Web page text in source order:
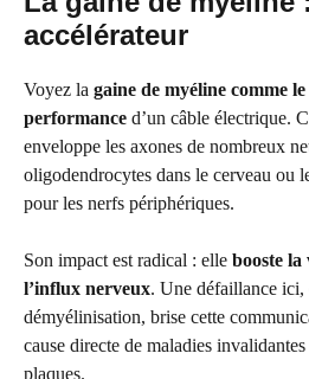
accélérateur
Voyez la gaine de myéline comme
performance d’un câble électrique.
enveloppe les axones de nombreux
oligodendrocytes dans le cerveau ou
pour les nerfs périphériques.
Son impact est radical : elle booste la
l’influx nerveux. Une défaillance ici,
démyélinisation, brise cette
cause directe de maladies
plaques.